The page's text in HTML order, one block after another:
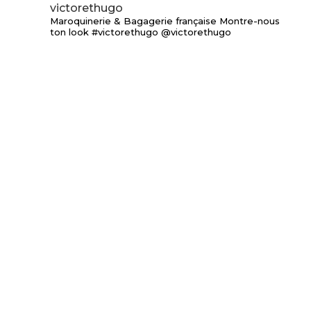
victorethugo
Maroquinerie & Bagagerie française Montre-nous
ton look #victorethugo @victorethugo